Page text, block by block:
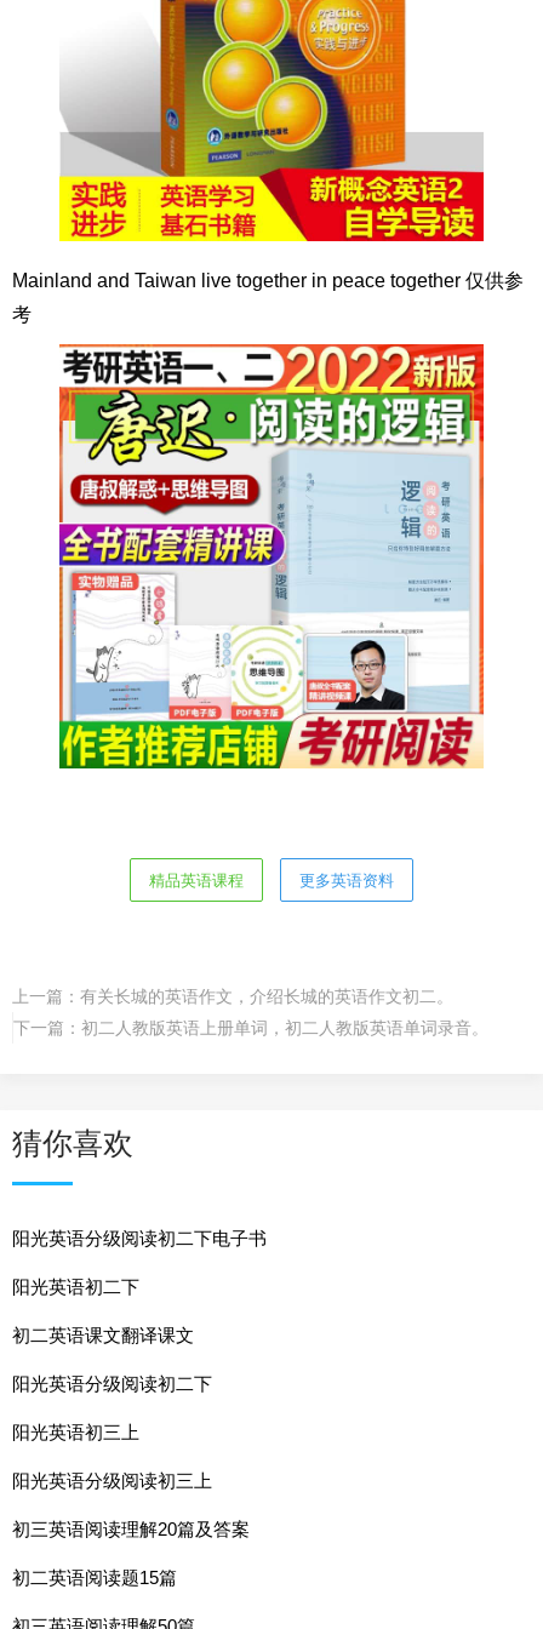
Mainland and Taiwan live together in peace together 仅供参
考
精品英语课程 更多英语资料
上一篇： 有关长城的英语作文，介绍长城的英语作文初二。
下一篇： 初二人教版英语上册单词，初二人教版英语单词录音。
猜你喜欢
阳光英语分级阅读初二下电子书
阳光英语初二下
初二英语课文翻译课文
阳光英语分级阅读初二下
阳光英语初三上
阳光英语分级阅读初三上
初三英语阅读理解20篇及答案
初二英语阅读题15篇